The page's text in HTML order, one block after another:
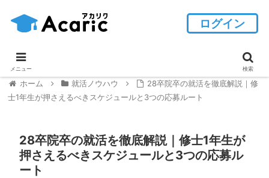
ホーム 就活ノウハウ
28卒院卒の就活を徹底解説｜修
士1年生が押さえるべきスケジュールと3つの応募ルート
28卒院卒の就活を徹底解説｜修士1年生が
押さえるべきスケジュールと3つの応募ル
ート
ログイン
メニュー 検索